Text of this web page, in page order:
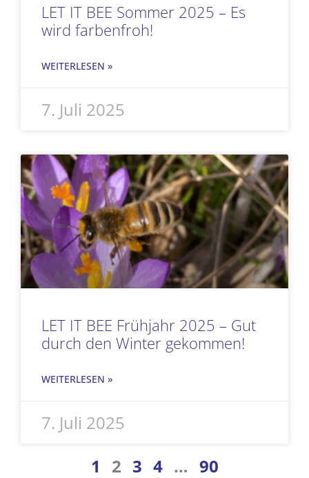
LET IT BEE Sommer 2025 – Es
wird farbenfroh!
WEITERLESEN »
7. Juli 2025
LET IT BEE Frühjahr 2025 – Gut
durch den Winter gekommen!
WEITERLESEN »
7. Juli 2025
1 2 3 4 … 90